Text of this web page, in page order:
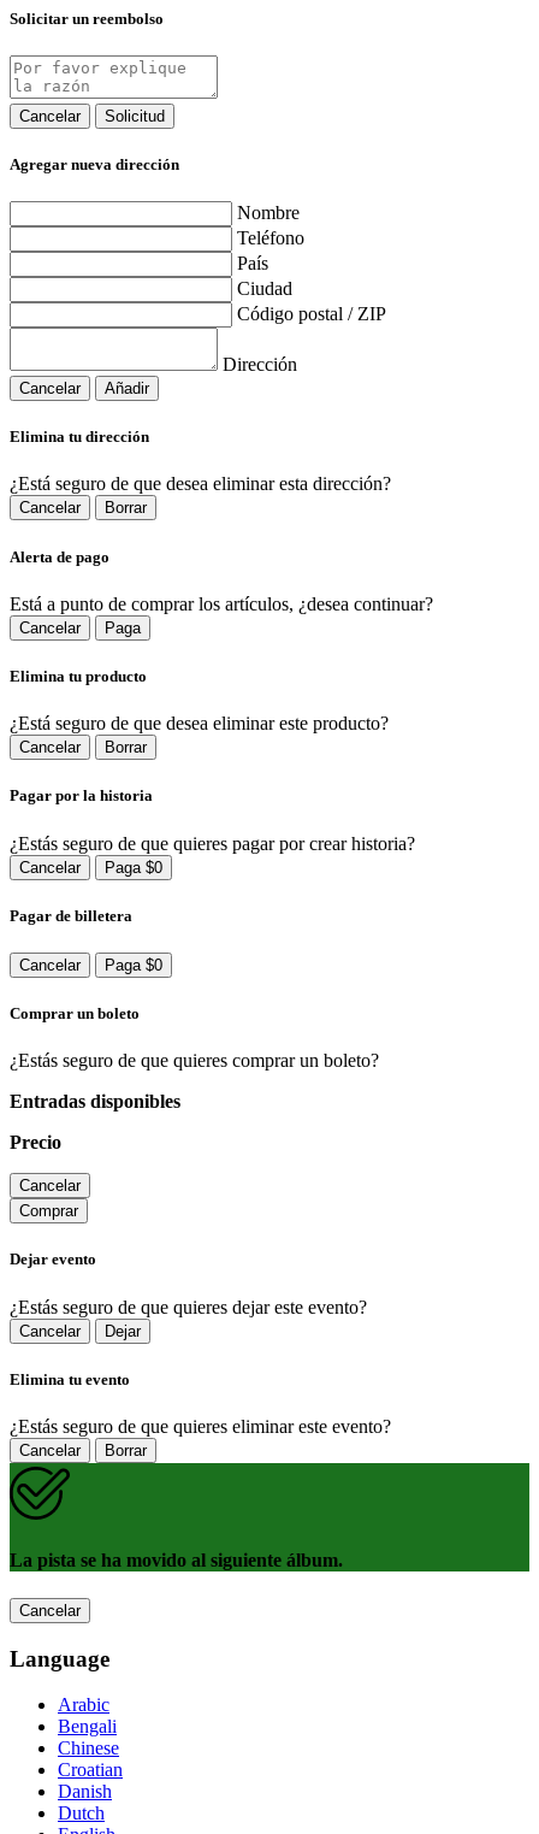
Solicitar un reembolso
Cancelar Solicitud
Agregar nueva dirección
Nombre
Teléfono
País
Ciudad
Código postal / ZIP
Dirección
Cancelar Añadir
Elimina tu dirección
¿Está seguro de que desea eliminar esta dirección?
Cancelar Borrar
Alerta de pago
Está a punto de comprar los artículos, ¿desea continuar?
Cancelar Paga
Elimina tu producto
¿Está seguro de que desea eliminar este producto?
Cancelar Borrar
Pagar por la historia
¿Estás seguro de que quieres pagar por crear historia?
Cancelar Paga $0
Pagar de billetera
Cancelar Paga $0
Comprar un boleto
¿Estás seguro de que quieres comprar un boleto?
Entradas disponibles
Precio
Cancelar
Comprar
Dejar evento
¿Estás seguro de que quieres dejar este evento?
Cancelar Dejar
Elimina tu evento
¿Estás seguro de que quieres eliminar este evento?
Cancelar Borrar
La pista se ha movido al siguiente álbum.
Cancelar
Language
Arabic
Bengali
Chinese
Croatian
Danish
Dutch